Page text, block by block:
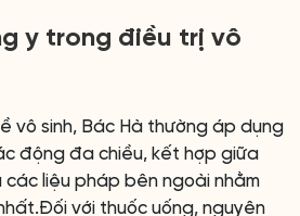
y trong điều trị vô
vô sinh, Bác Hà thường áp dụng
động đa chiều, kết hợp giữa
liệu pháp bên ngoài nhằm
với thuốc uống, nguyên